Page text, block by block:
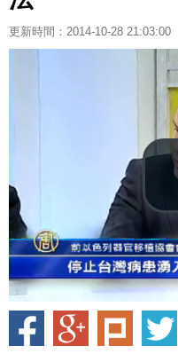
更新時間：2014-10-28 21:03:00